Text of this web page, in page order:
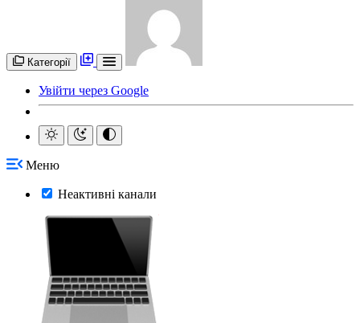
Категорії
Увійти через Google
Меню
Неактивні канали